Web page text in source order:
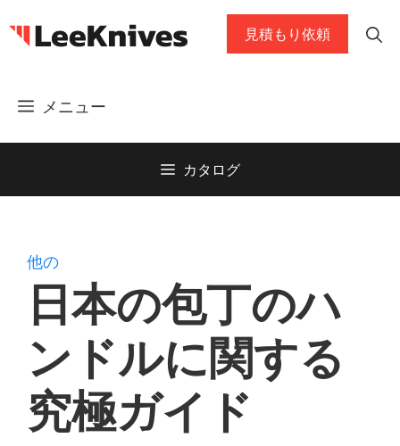
ン
ッ
メニュー
見積もり依頼
カタログ
他の
日本の包丁のハ
ンドルに関する
究極ガイド